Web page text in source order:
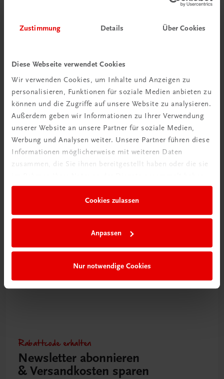
Zustimmung Details Über Cookies
Diese Webseite verwendet Cookies
Wir verwenden Cookies, um Inhalte und Anzeigen zu
personalisieren, Funktionen für soziale Medien anbieten zu
können und die Zugriffe auf unsere Website zu analysieren.
Außerdem geben wir Informationen zu Ihrer Verwendung
unserer Website an unsere Partner für soziale Medien,
Werbung und Analysen weiter. Unsere Partner führen diese
Informationen möglicherweise mit weiteren Daten
zusammen, die Sie ihnen bereitgestellt haben oder die sie
Cookies zulassen
Anpassen
Nur notwendige Cookies
Süße Kunst
Rabattcode erhalten
Newsletter abonnieren
& Versandkosten sparen